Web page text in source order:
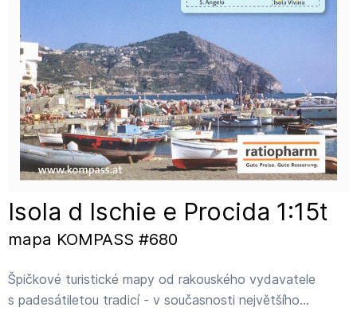
Isola d Ischie e Procida 1:15t
mapa KOMPASS #680
Špičkové turistické mapy od rakouského vydavatele
s padesátiletou tradicí - v současnosti největšího